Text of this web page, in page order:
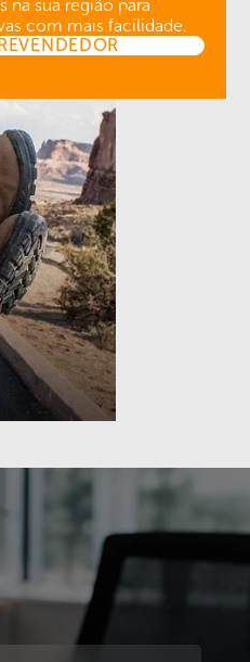
na sua região para
com mais facilidade.